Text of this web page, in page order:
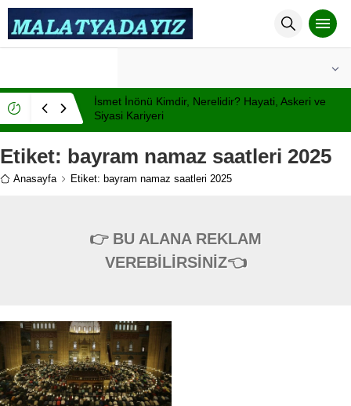
İsmet İnönü Kimdir, Nerelidir? Hayati, Askeri ve
Siyasi Kariyeri
Etiket: bayram namaz saatleri 2025
Anasayfa Etiket: bayram namaz saatleri 2025
👉 BU ALANA REKLAM
VEREBİLİRSİNİZ👈